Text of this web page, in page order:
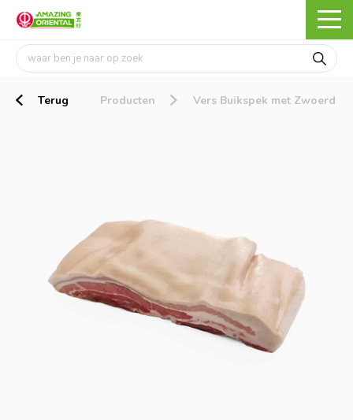
Terug Producten Vers Buikspek met Zwoerd